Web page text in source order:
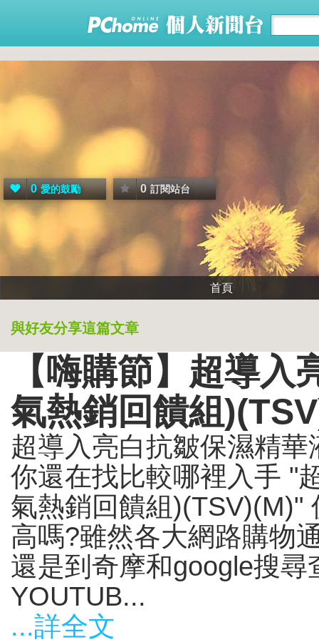
0 愛的鼓勵 0 訂閱站台
首頁
與好友分享這篇文章
【嗨購節】超導
氣熱銷回饋組
超導入亮白抗皺保濕精
你還在找比較哪裡入手 "
氣熱銷回饋組)(TSV)(M)"
高嗎?雖然各大網路購物
還是到奇摩和google搜
YOUTUB...
...詳全文